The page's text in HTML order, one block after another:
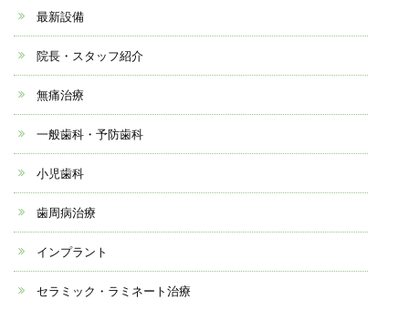
最新設備
院長・スタッフ紹介
無痛治療
一般歯科・予防歯科
小児歯科
歯周病治療
インプラント
セラミック・ラミネート治療